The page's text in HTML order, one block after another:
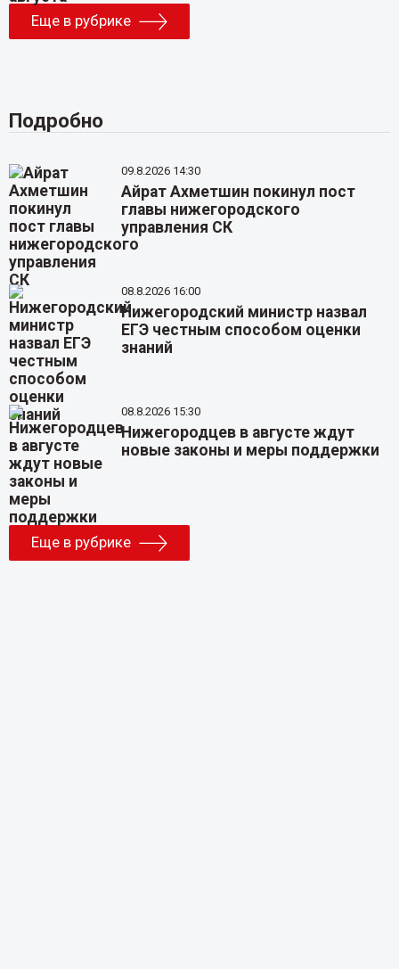
Еще в рубрике
Подробно
09.8.2026 14:30
Айрат Ахметшин покинул пост
главы нижегородского
управления СК
08.8.2026 16:00
Нижегородский министр назвал
ЕГЭ честным способом оценки
знаний
08.8.2026 15:30
Нижегородцев в августе ждут
новые законы и меры поддержки
Еще в рубрике